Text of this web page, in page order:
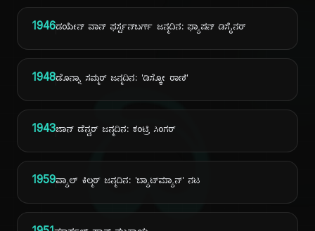
1946ಡಯೇನ್ ವಾನ್ ಫರ್ಸ್ಟನ್‌ಬರ್ಗ್ ಜನ್ಮದಿನ: ಫ್ಯಾಷನ್ ಡಿಸೈನರ್
1948ಡೊನ್ನಾ ಸಮ್ಮರ್ ಜನ್ಮದಿನ: 'ಡಿಸ್ಕೋ ರಾಣಿ'
1943ಜಾನ್ ಡೆನ್ವರ್ ಜನ್ಮದಿನ: ಕಂಟ್ರಿ ಸಿಂಗರ್
1959ವ್ಯಾಲ್ ಕಿಲ್ಮರ್ ಜನ್ಮದಿನ: 'ಬ್ಯಾಟ್‌ಮ್ಯಾನ್' ನಟ